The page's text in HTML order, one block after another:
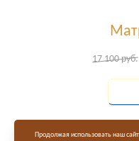
17 100руб.
Продолжая использовать наш